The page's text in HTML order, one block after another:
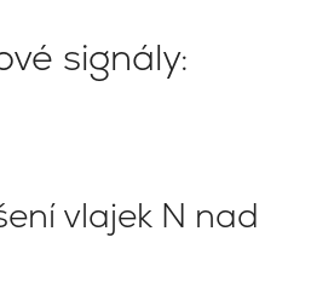
signály:
vlajek N nad